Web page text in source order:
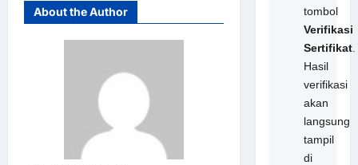
About the Author
tombol
Verifikasi
Sertifikat.
Hasil
verifikasi
akan
langsung
tampil
di